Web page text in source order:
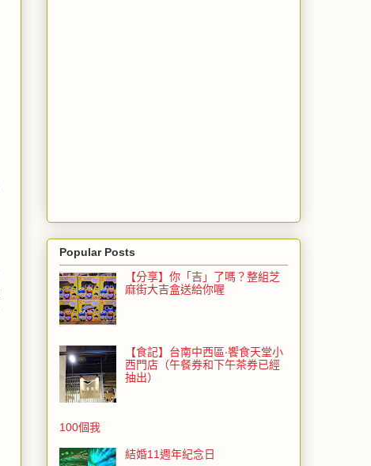
Popular Posts
【分享】你「吉」了嗎？整組芝
麻街大吉盒送給你喔
【食記】台南中西區‧饗食天堂小
西門店（午餐券和下午茶券已經
抽出）
100個我
結婚11週年紀念日